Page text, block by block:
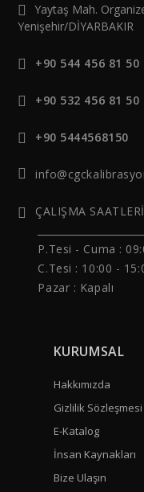
Yaytaş Mah.
Yenişehir/DİYARBAKIR
+90 544 456 81 50
+90 532 456 81 50
+90 5444568150
ÇALIŞMA SAATLERİ
P.Tesi - Cuma :
C.Tesi : 10:00 -
Pazar : Kapalı
KURUMSAL
Hakkımızda
Gizlilik Sözleşmesi
E-Katalog
İnsan Kaynakları
Bize Ulaşın